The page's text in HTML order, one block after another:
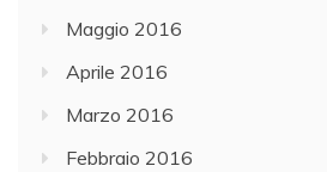
Maggio 2016
Aprile 2016
Marzo 2016
Febbraio 2016